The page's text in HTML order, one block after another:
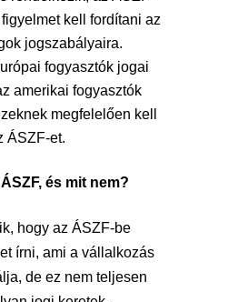
kell fordítani az
jogszabályaira.
fogyasztók jogai
amerikai fogyasztók
megfelelően kell
ÁSZF-et.
és mit nem?
hogy az ÁSZF-be
írni, ami a vállalkozás
de ez nem teljesen